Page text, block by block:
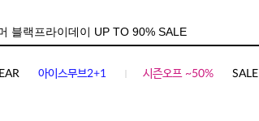
아이스무브2+1 시즌오프 ~50% SALE